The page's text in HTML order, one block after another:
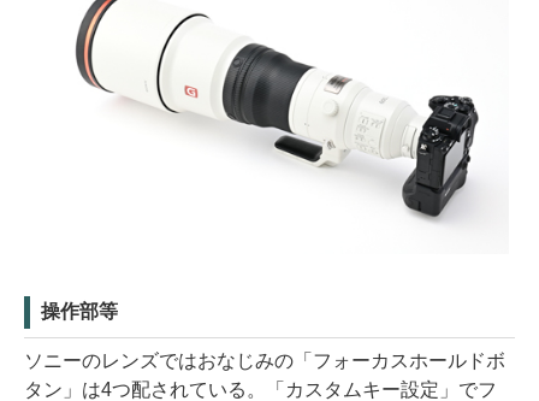
操作部等
ソニーのレンズではおなじみの「フォーカスホールドボ
タン」は4つ配されている。「カスタムキー設定」でフ